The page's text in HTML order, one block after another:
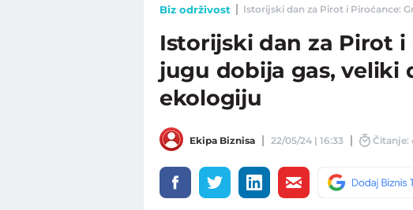
Biz održivost Istorijski dan za Pirot i Piroćance:
Istorijski dan za Pirot i
jugu dobija gas, veliki
ekologiju
Ekipa Biznisa 22/05/24 | 16:33 Čitanje: